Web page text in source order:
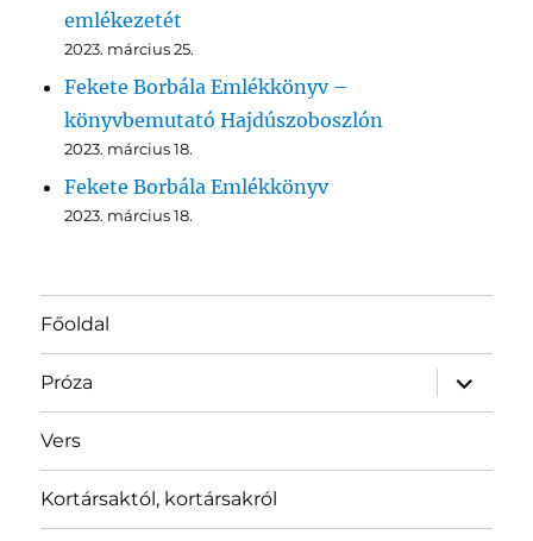
emlékezetét
2023. március 25.
Fekete Borbála Emlékkönyv –
könyvbemutató Hajdúszoboszlón
2023. március 18.
Fekete Borbála Emlékkönyv
2023. március 18.
Főoldal
Próza
almenü
Vers
Kortársaktól, kortársakról